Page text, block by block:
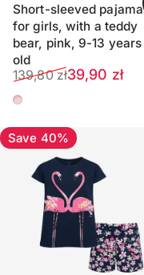
Short-sleeved pajama
for girls, with a teddy
bear, pink, 9-13 years
old
Sale price39,90 zł
Regular price
139,80 zł
Pink
Save 40%